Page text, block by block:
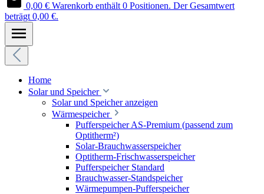
0,00 € Warenkorb enthält 0 Positionen. Der Gesamtwert
beträgt 0,00 €.
Home
Solar und Speicher
Solar und Speicher anzeigen
Wärmespeicher
Pufferspeicher AS-Premium (passend zum
Optitherm²)
Solar-Brauchwasserspeicher
Optitherm-Frischwasserspeicher
Pufferspeicher Standard
Brauchwasser-Standspeicher
Wärmepumpen-Pufferspeicher